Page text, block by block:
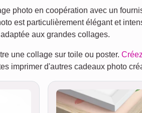
photo en coopération avec un
est particulièrement élégant et
aux grandes collages.
une collage sur toile ou poster.
imprimer d'autres cadeaux photo